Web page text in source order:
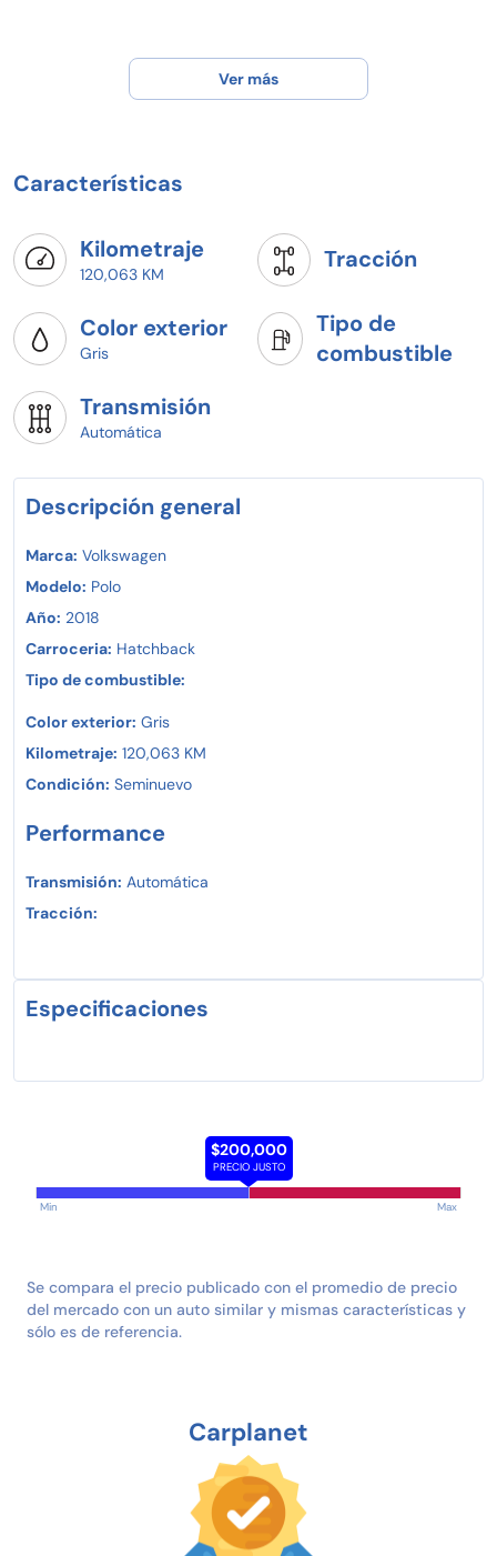
Ver más
Características
Kilometraje
120,063 KM
Tracción
Color exterior
Gris
Tipo de
combustible
Transmisión
Automática
Descripción general
Marca: Volkswagen
Modelo: Polo
Año: 2018
Carroceria: Hatchback
Tipo de combustible:
Color exterior: Gris
Kilometraje: 120,063 KM
Condición: Seminuevo
Performance
Transmisión: Automática
Tracción:
Especificaciones
$200,000
PRECIO JUSTO
Min Max
Se compara el precio publicado con el promedio de precio
del mercado con un auto similar y mismas características y
sólo es de referencia.
Carplanet